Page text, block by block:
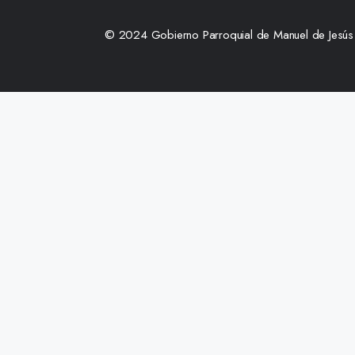
© 2024 Gobierno Parroquial de Manuel de